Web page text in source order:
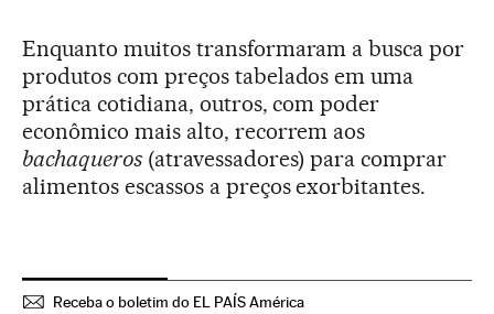
Enquanto muitos transformaram a busca por
produtos com preços tabelados em uma
prática cotidiana, outros, com poder
econômico mais alto, recorrem aos
bachaqueros(atravessadores) para comprar
alimentos escassos a preços exorbitantes.
Receba o boletim do EL PAÍS América